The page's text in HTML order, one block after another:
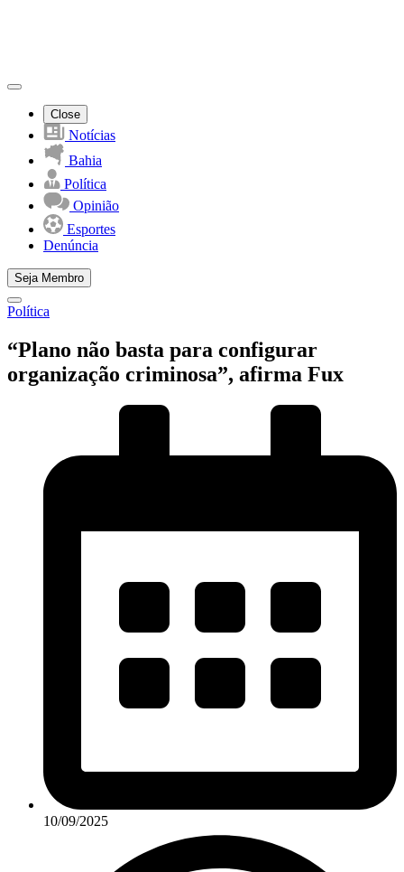
Close
Notícias
Bahia
Política
Opinião
Esportes
Denúncia
Seja Membro
Política
“Plano não basta para configurar
organização criminosa”, afirma Fux
10/09/2025